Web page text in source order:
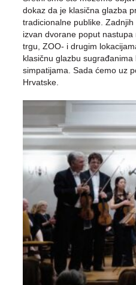
dokaz da je klasična glazba
tradicionalne publike.
izvan dvorane poput
trgu, ZOO- i drugim
klasičnu glazbu
simpatijama. Sada ćemo uz
Hrvatske.